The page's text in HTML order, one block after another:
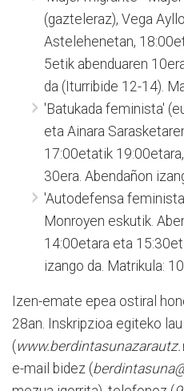
(gazteleraz), Vega
Astelehenetan,
5etik abenduaren
da (Iturribide 12-14).
'Batukada feminista'
eta Ainara
17:00etatik
30era. Abendañon
'Autodefensa
Monroyen eskutik.
14:00etara eta
izango da. Matrikula:
Izen-emate epea ostiral
28an. Inskripzioa egiteko
(
e-mail bidez (